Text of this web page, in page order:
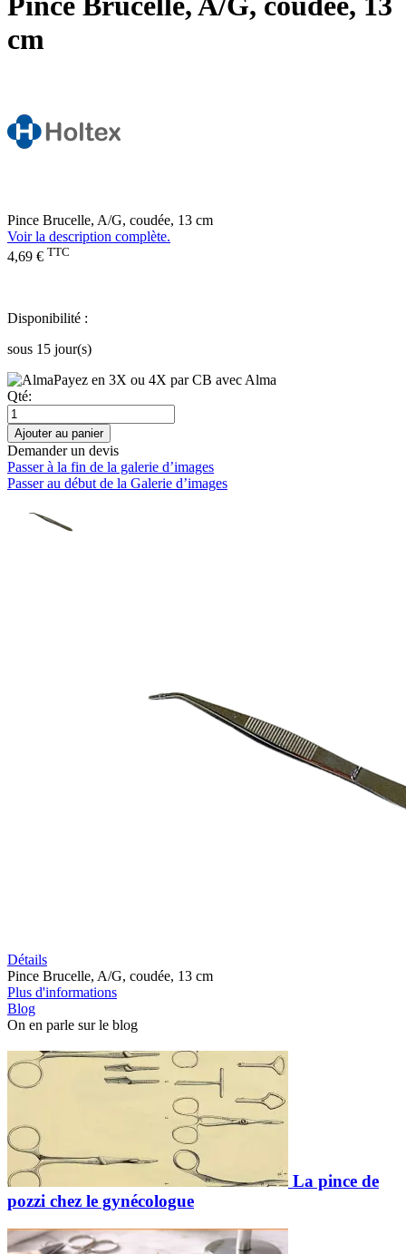
cm
Pince Brucelle, A/G, coudée, 13 cm
Voir la description complète.
4,69 € TTC
Disponibilité :
sous 15 jour(s)
Payez en 3X ou 4X par CB avec Alma
Qté:
Ajouter au panier
Demander un devis
Passer à la fin de la galerie d’images
Passer au début de la Galerie d’images
Détails
Pince Brucelle, A/G, coudée, 13 cm
Plus d'informations
Blog
On en parle sur le blog
La pince de
pozzi chez le gynécologue